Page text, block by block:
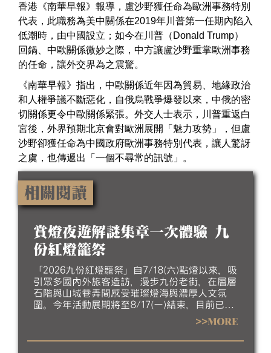
香港《南華早報》報導，盧沙野獲任命為歐洲事務特別
代表，此職務為美中關係在2019年川普第一任期內陷入
低潮時，由中國設立；如今在川普（Donald Trump）
回鍋、中歐關係微妙之際，中方讓盧沙野重掌歐洲事務
的任命，讓外交界為之震驚。
《南華早報》指出，中歐關係近年因為貿易、地緣政治
和人權爭議不斷惡化，自俄烏戰爭爆發以來，中俄的密
切關係更令中歐關係緊張。外交人士表示，川普重返白
宮後，外界預期北京會對歐洲展開「魅力攻勢」，但盧
沙野卻獲任命為中國政府歐洲事務特別代表，讓人驚訝
之虞，也傳遞出「一個不尋常的訊號」。
相關閱讀
賞燈夜遊解謎集章一次體驗 九
份紅燈籠祭
「2026九份紅燈籠祭」自7/18(六)點燈以來，吸
引眾多國內外旅客造訪，漫步九份老街，在層層
石階與山城巷弄間感受璀璨燈海與濃厚人文氛
圍。今年活動展期將至8/17(一)結束，目前已進
入倒數階段，誠摯邀請民眾把握暑假最後時光，
走訪九份欣賞夜間燈飾，感受山城夏夜的獨特魅
力。
>>MORE